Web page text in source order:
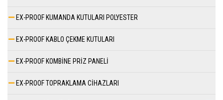
EX-PROOF KUMANDA KUTULARI POLYESTER
EX-PROOF KABLO ÇEKME KUTULARI
EX-PROOF KOMBİNE PRİZ PANELİ
EX-PROOF TOPRAKLAMA CİHAZLARI